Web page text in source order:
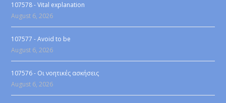
107578 - Vital explanation
August 6, 2026
107577 - Avoid to be
August 6, 2026
107576 - Οι νοητικές ασκήσεις
August 6, 2026